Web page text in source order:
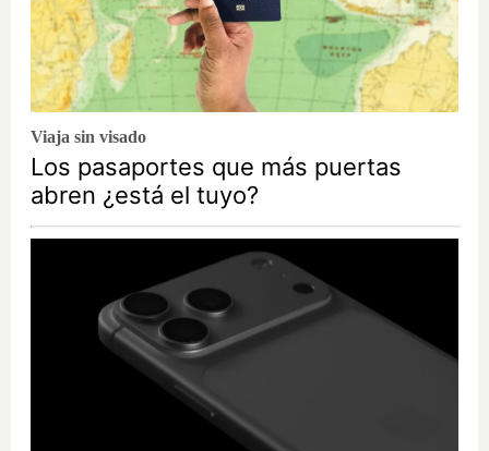
Viaja sin visado
Los pasaportes que más puertas
abren ¿está el tuyo?